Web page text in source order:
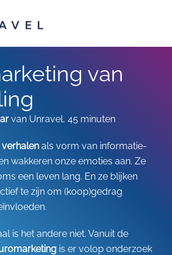
van
van Unravel, 45 minuten
verhalen als vorm van informatie-
wakkeren onze emoties aan. Ze
een leven lang. En ze blijken
te zijn om (koop)gedrag
is het andere niet. Vanuit de
is er volop onderzoek